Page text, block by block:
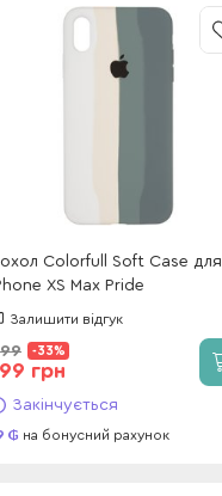
Colorfull Soft Case для
XS Max Pride
Залишити відгук
-33%
грн
Закінчується
на бонусний рахунок